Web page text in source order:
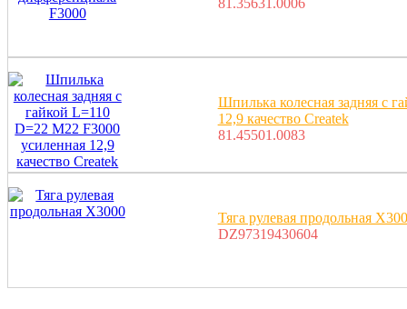
Шпилька колесная задняя с
12,9 качество Createk
81.45501.0083
Тяга рулевая продольная
DZ97319430604